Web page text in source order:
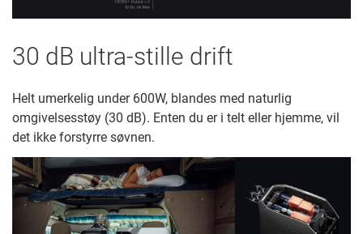
30 dB ultra-stille drift
Helt umerkelig under 600W, blandes med naturlig
omgivelsesstøy (30 dB). Enten du er i telt eller hjemme, vil
det ikke forstyrre søvnen.